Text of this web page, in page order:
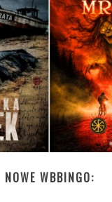
NOWE WBBINGO: